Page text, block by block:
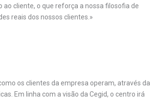
cliente, o que reforça a nossa filosofia de
reais dos nossos clientes.»
os clientes da empresa operam, através da
Em linha com a visão da Cegid, o centro irá